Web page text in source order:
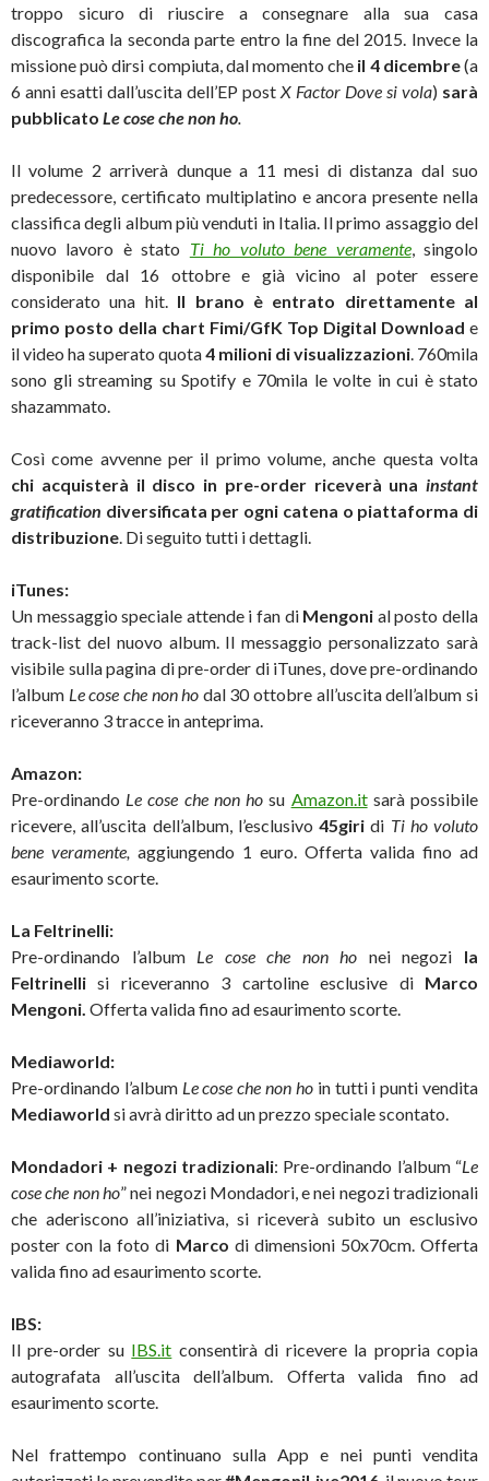
troppo sicuro di riuscire a consegnare alla sua casa
discografica la seconda parte entro la fine del 2015. Invece la
missione può dirsi compiuta, dal momento che il 4 dicembre(a
6 anni esatti dall’uscita dell’EP post X Factor Dove si vola) sarà
pubblicato Le cose che non ho
Il volume 2 arriverà dunque a 11 mesi di distanza dal suo
predecessore, certificato multiplatino e ancora presente nella
classifica degli album più venduti in Italia. Il primo assaggio del
nuovo lavoro è stato Ti ho voluto bene veramente, singolo
disponibile dal 16 ottobre e già vicino al poter essere
considerato una hit. Il brano è entrato direttamente al
primo posto della chart Fimi/GfK Top Digital Download e
il video ha superato quota4 milioni di visualizzazioni . 760mila
sono gli streaming su Spotify e 70mila le volte in cui è stato
shazammato.
Così come avvenne per il primo volume, anche questa volta
chi acquisterà il disco in pre-order riceverà una instant
gratification diversificata per ogni catena o piattaforma di
distribuzione . Di seguito tutti i dettagli.
iTunes:
Un messaggio speciale attende i fan di Mengoni al posto della
track-list del nuovo album. Il messaggio personalizzato sarà
visibile sulla pagina di pre-order di iTunes, dove pre-ordinando
l’album Le cose che non ho dal 30 ottobre all’uscita dell’album si
riceveranno 3 tracce in anteprima.
Amazon:
Pre-ordinando Le cose che non hosu Amazon.itsarà possibile
ricevere, all’uscita dell’album, l’esclusivo 45giridi Ti ho voluto
bene veramente, aggiungendo 1 euro. Offerta valida fino ad
esaurimento scorte.
La Feltrinelli:
Pre-ordinando l’album Le cose che non ho nei negozi la
Feltrinelli si riceveranno 3 cartoline esclusive di Marco
Mengoni. Offerta valida fino ad esaurimento scorte.
Mediaworld:
Pre-ordinando l’album Le cose che non hoin tutti i punti vendita
Mediaworld si avrà diritto ad un prezzo speciale scontato.
Mondadori + negozi tradizionali: Pre-ordinando l’album “Le
cose che non ho” nei negozi Mondadori, e nei negozi tradizionali
che aderiscono all’iniziativa, si riceverà subito un esclusivo
poster con la foto di Marco di dimensioni 50x70cm. Offerta
valida fino ad esaurimento scorte.
IBS:
Il pre-order su IBS.it consentirà di ricevere la propria copia
autografata all’uscita dell’album. Offerta valida fino ad
esaurimento scorte.
Nel frattempo continuano sulla App e nei punti vendita